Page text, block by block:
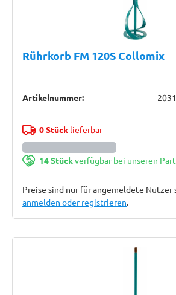
Rührkorb FM 120S Collomix
Artikelnummer:
0 Stücklieferbar
14 Stückverfügbar bei unseren
Preise sind nur für angemeldete Nutzer
anmelden oder registrieren.